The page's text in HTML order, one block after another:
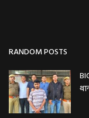
RANDOM POSTS